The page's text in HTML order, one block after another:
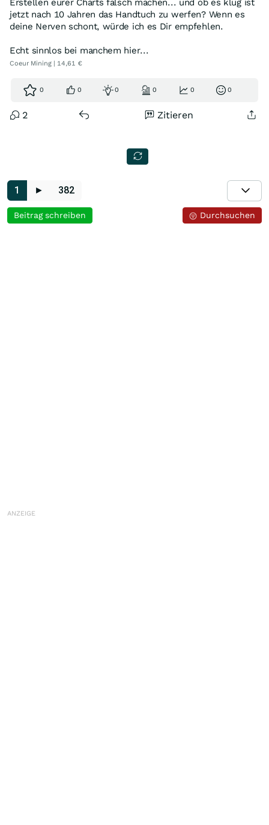
jetzt nach 10 Jahren das Handtuch zu werfen? Wenn es
deine Nerven schont, würde ich es Dir empfehlen.
Echt sinnlos bei manchem hier...
Coeur Mining | 14,61 €
0 0 0 0 0 0
2 Zitieren
1 ► 382
Durchsuchen
Beitrag schreiben